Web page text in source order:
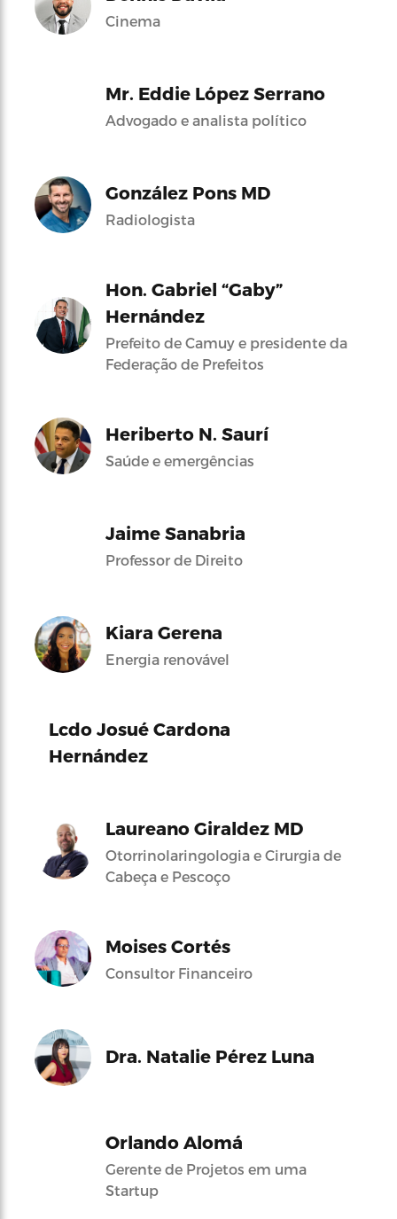
Cinema
Mr. Eddie López Serrano
Advogado e analista político
González Pons MD
Radiologista
Hon. Gabriel “Gaby”
Hernández
Prefeito de Camuy e presidente da
Federação de Prefeitos
Heriberto N. Saurí
Saúde e emergências
Jaime Sanabria
Professor de Direito
Kiara Gerena
Energia renovável
Lcdo Josué Cardona
Hernández
Laureano Giraldez MD
Otorrinolaringologia e Cirurgia de
Cabeça e Pescoço
Moises Cortés
Consultor Financeiro
Dra. Natalie Pérez Luna
Orlando Alomá
Gerente de Projetos em uma
Startup